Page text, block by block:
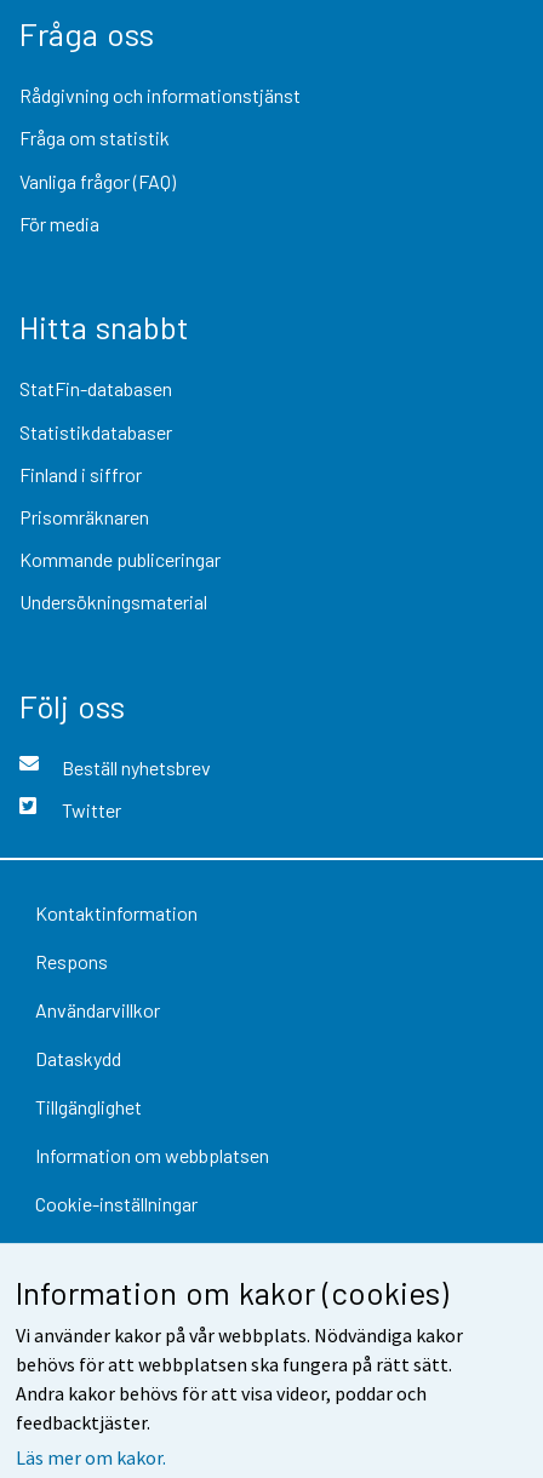
Information om kakor (cookies)
Vi använder kakor på vår webbplats. Nödvändiga kakor
behövs för att webbplatsen ska fungera på rätt sätt.
Andra kakor behövs för att visa videor, poddar och
feedbacktjäster.
Läs mer om kakor.
Fråga oss
Rådgivning och informationstjänst
Fråga om statistik
Vanliga frågor (FAQ)
För media
Hitta snabbt
StatFin-databasen
Statistikdatabaser
Finland i siffror
Prisomräknaren
Kommande publiceringar
Undersökningsmaterial
Följ oss
Beställ nyhetsbrev
Twitter
Kontaktinformation
Respons
Användarvillkor
Dataskydd
Tillgänglighet
Information om webbplatsen
Cookie-inställningar